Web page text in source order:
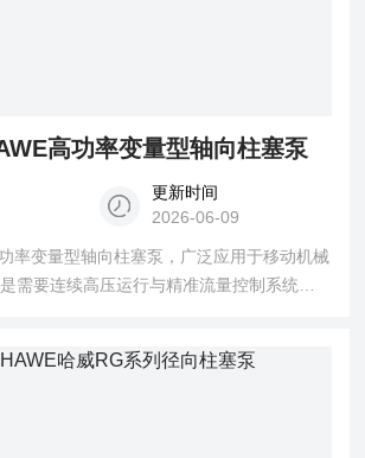
高功率变量型轴向柱塞泵
更新时间
2026-06-09
率变量型轴向柱塞泵，广泛应用于移动机械
需要连续高压运行与精准流量控制系统的